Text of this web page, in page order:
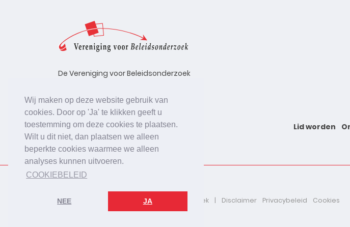
Wij maken op deze website gebruik van
cookies. Door op 'Ja' te klikken geeft u
toestemming om deze cookies te plaatsen.
Wilt u dit niet, dan plaatsen we alleen
beperkte cookies waarmee we alleen
analyses kunnen uitvoeren.
COOKIEBELEID
NEE JA
De Vereniging voor Beleidsonderzoek
bevorderen van beleidsonderzoek,
uitgevoerd in opdracht van
beleidsinstanties, uitvoerende
organisaties en bedrijfsleven.
Lid worden
2026 © De Vereniging voor Beleidsonderzoek Disclaimer Privacybeleid Cookies